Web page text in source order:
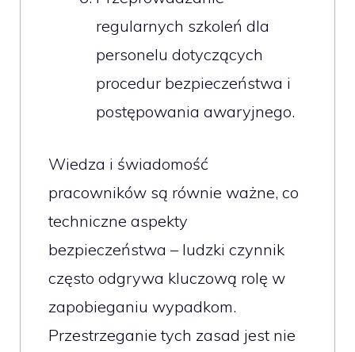
regularnych szkoleń dla
personelu dotyczących
procedur bezpieczeństwa i
postępowania awaryjnego.
Wiedza i świadomość
pracowników są równie ważne, co
techniczne aspekty
bezpieczeństwa – ludzki czynnik
często odgrywa kluczową rolę w
zapobieganiu wypadkom.
Przestrzeganie tych zasad jest nie